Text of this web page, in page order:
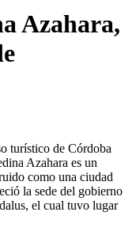
Azahara,
turístico de Córdoba
Azahara es un
como una ciudad
la sede del gobierno
el cual tuvo lugar